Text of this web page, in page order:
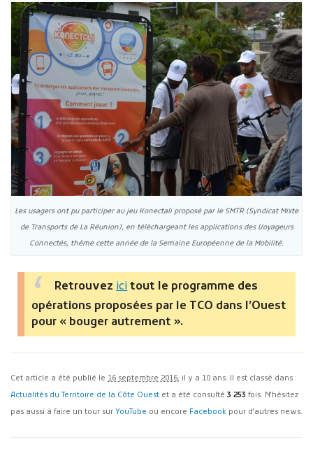
Les usagers ont pu participer au jeu Konectali proposé par le SMTR (Syndicat Mixte
de Transports de La Réunion), en téléchargeant les applications des Voyageurs
Connectés, thème cette année de la Semaine Européenne de la Mobilité.
Retrouvezicitout le programme des
opérations proposées par le TCO dans l’Ouest
pour « bouger autrement ».
Cet article a été publié le 16 septembre 2016, il y a 10 ans. Il est classé dans :
Actualités du Territoire de la Côte Ouest et a été consulté 3 253 fois. N'hésitez
pas aussi à faire un tour sur YouTube ou encore Facebook pour d'autres news.